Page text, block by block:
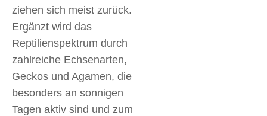
ziehen sich meist zurück.
Ergänzt wird das
Reptilienspektrum durch
zahlreiche Echsenarten,
Geckos und Agamen, die
besonders an sonnigen
Tagen aktiv sind und zum